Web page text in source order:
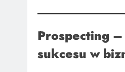
Prospecting
sukcesu w